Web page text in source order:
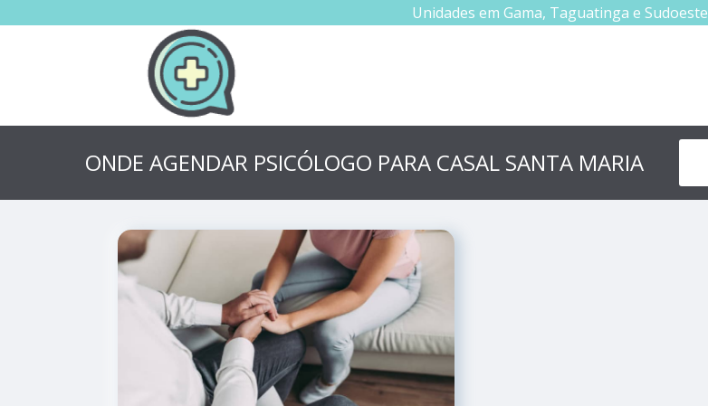
Unidades em Gama, Taguatinga e Sudoeste
ONDE AGENDAR PSICÓLOGO PARA CASAL SANTA MARIA